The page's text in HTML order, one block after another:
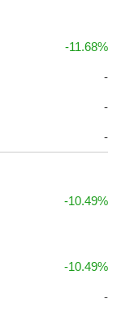
-11.68%
-
-
-
-10.49%
-10.49%
-